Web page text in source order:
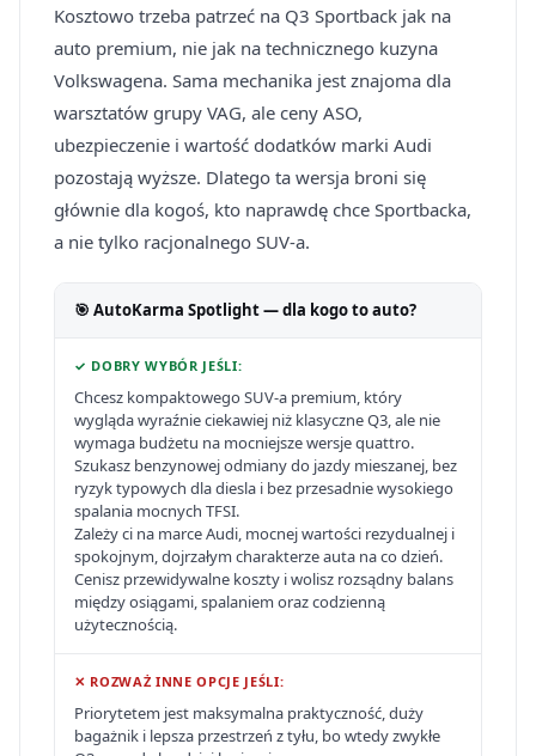
Kosztowo trzeba patrzeć na Q3 Sportback jak na
auto premium, nie jak na technicznego kuzyna
Volkswagena. Sama mechanika jest znajoma dla
warsztatów grupy VAG, ale ceny ASO,
ubezpieczenie i wartość dodatków marki Audi
pozostają wyższe. Dlatego ta wersja broni się
głównie dla kogoś, kto naprawdę chce Sportbacka,
a nie tylko racjonalnego SUV-a.
🎯 AutoKarma Spotlight — dla kogo to auto?
✓ DOBRY WYBÓR JEŚLI:
Chcesz kompaktowego SUV-a premium, który
wygląda wyraźnie ciekawiej niż klasyczne Q3, ale nie
wymaga budżetu na mocniejsze wersje quattro.
Szukasz benzynowej odmiany do jazdy mieszanej, bez
ryzyk typowych dla diesla i bez przesadnie wysokiego
spalania mocnych TFSI.
Zależy ci na marce Audi, mocnej wartości rezydualnej i
spokojnym, dojrzałym charakterze auta na co dzień.
Cenisz przewidywalne koszty i wolisz rozsądny balans
między osiągami, spalaniem oraz codzienną
użytecznością.
✕ ROZWAŻ INNE OPCJE JEŚLI:
Priorytetem jest maksymalna praktyczność, duży
bagażnik i lepsza przestrzeń z tyłu, bo wtedy zwykłe